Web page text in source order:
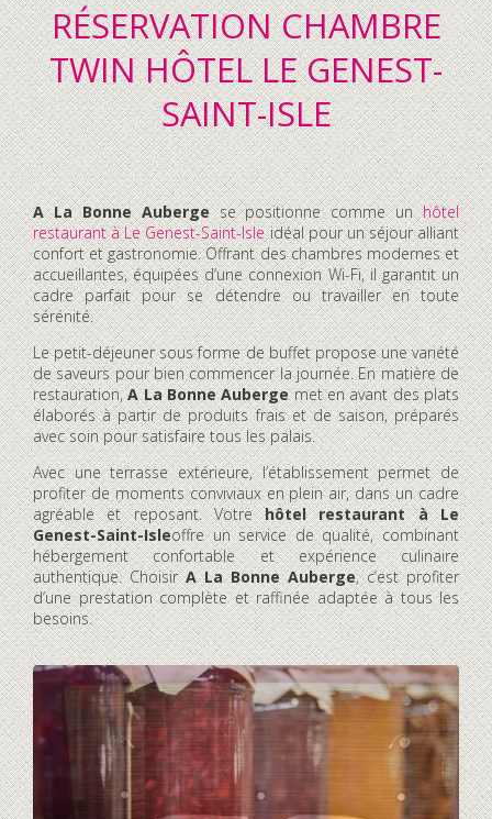
RÉSERVATION CHAMBRE
TWIN HÔTEL LE GENEST-
SAINT-ISLE
A La Bonne Aubergese positionne comme unhôtel
restaurant à Le Genest-Saint-Isleidéal pour un séjour alliant
confort et gastronomie. Offrant des chambres modernes et
accueillantes, équipées d’une connexion Wi-Fi, il garantit un
cadre parfait pour se détendre ou travailler en toute
sérénité.
Le petit-déjeuner sous forme de buffet propose une variété
de saveurs pour bien commencer la journée. En matière de
restauration,A La Bonne Aubergemet en avant des plats
élaborés à partir de produits frais et de saison, préparés
avec soin pour satisfaire tous les palais.
Avec une terrasse extérieure, l’établissement permet de
profiter de moments conviviaux en plein air, dans un cadre
agréable et reposant. Votrehôtel restaurant à Le
Genest-Saint-Isleoffre un service de qualité, combinant
hébergement confortable et expérience culinaire
authentique. ChoisirA La Bonne Auberge, c’est profiter
d’une prestation complète et raffinée adaptée à tous les
besoins.